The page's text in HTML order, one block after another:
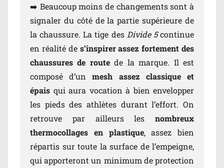
➡️ Beaucoup moins de changements sont à
signaler du côté de la partie supérieure de
la chaussure. La tige des Divide 5continue
en réalité de s’inspirer assez fortement des
chaussures de routede la marque. Il est
composé d’unmesh assez classique et
épais qui aura vocation à bien envelopper
les pieds des athlètes durant l’effort. On
retrouve par ailleurs les nombreux
thermocollages en plastique, assez bien
répartis sur toute la surface de l’empeigne,
qui apporteront un minimum de protection